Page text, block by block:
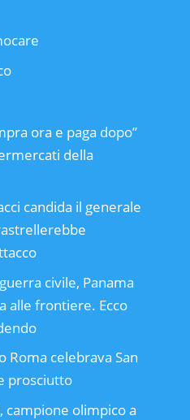
ora e paga dopo”
della
candida il generale
civile, Panama
alle frontiere. Ecco
Roma celebrava San
prosciutto
olimpico a